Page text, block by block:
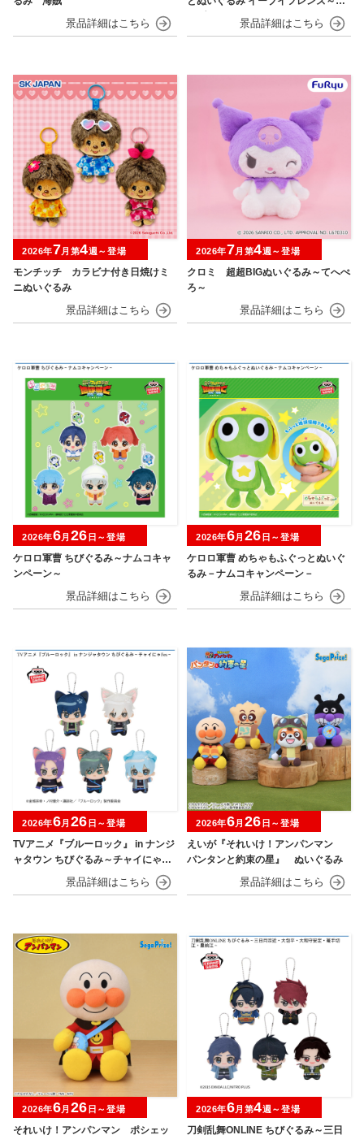
ーブイ～おひるねver.
モンチッチ カラビナ付き日焼けミ
ニぬいぐるみ
2026年7月第4週～登場
クロミ 超超BIGぬいぐるみ～てへぺ
ろ～
2026年7月第4週～登場
ケロロ軍曹 ちびぐるみ～ナムコキャ
ンペーン～
2026年6月 26 日～登場
ケロロ軍曹 めちゃもふぐっとぬいぐ
るみ－ナムコキャンペーン－
2026年6月 26 日～登場
TVアニメ『ブルーロック』 in ナンジ
ャタウン ちびぐるみ～チャイにゃFe
2026年6月 26 日～登場
えいが『それいけ！アンパンマン
パンタンと約束の星』 ぬいぐるみ
2026年6月 26 日～登場
それいけ！アンパンマン ポシェッ
2026年6月 26 日～登場
刀剣乱舞ONLINE ちびぐるみ～三日
2026年6月第4週～登場